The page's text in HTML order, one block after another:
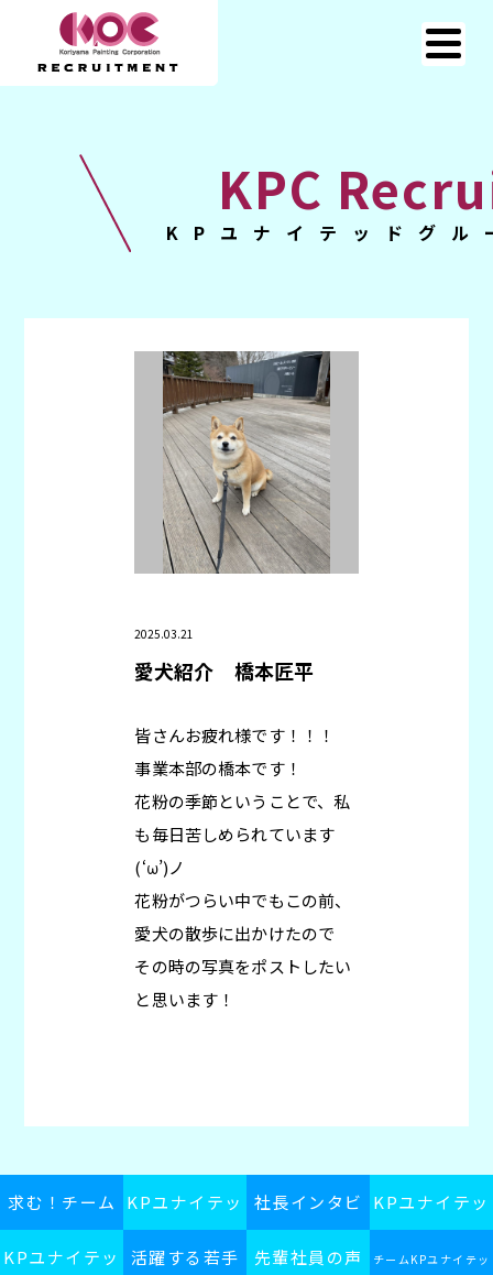
KPC
KPユナイテッドグル
2025.03.21
愛犬紹介 橋本匠平
皆さんお疲れ様です！！！
事業本部の橋本です！
花粉の季節ということで、私
も毎日苦しめられています
(‘ω’)ノ
花粉がつらい中でもこの前、
愛犬の散歩に出かけたので
その時の写真をポストしたい
と思います！
求む！チーム
KPユナイテッ
KPユナイテッ
ドグループス
社長インタビ
ュー
KPユナイテッ
ドグループの
KPユナイテッ 活躍する若手 先輩社員の声 チームKPユナイテッ